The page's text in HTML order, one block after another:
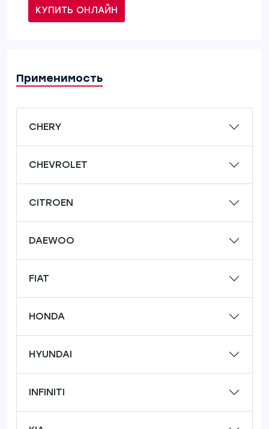
КУПИТЬ ОНЛАЙН
Применимость
CHERY
CHEVROLET
CITROEN
DAEWOO
FIAT
HONDA
HYUNDAI
INFINITI